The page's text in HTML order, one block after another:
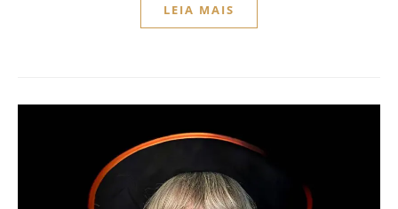
LEIA MAIS